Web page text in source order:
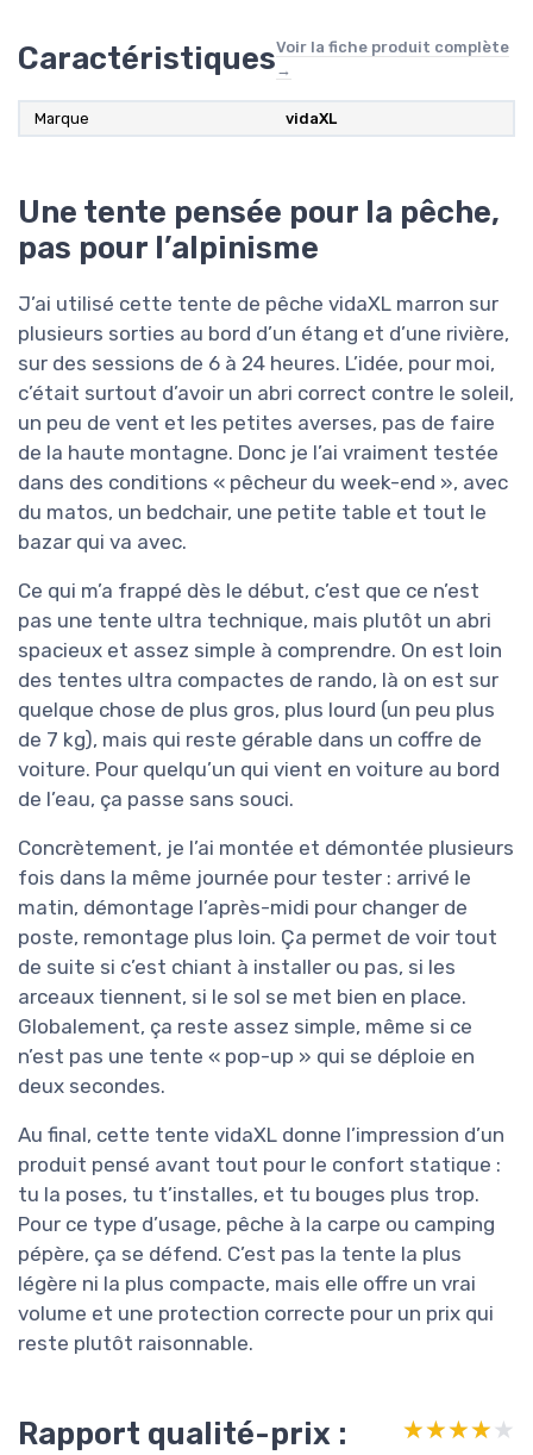
CaractéristiquesVoir la fiche produit complète
→
Marque vidaXL
Une tente pensée pour la pêche,
pas pour l’alpinisme
J’ai utilisé cette tente de pêche vidaXL marron sur
plusieurs sorties au bord d’un étang et d’une rivière,
sur des sessions de 6 à 24 heures. L’idée, pour moi,
c’était surtout d’avoir un abri correct contre le soleil,
un peu de vent et les petites averses, pas de faire
de la haute montagne. Donc je l’ai vraiment testée
dans des conditions « pêcheur du week-end », avec
du matos, un bedchair, une petite table et tout le
bazar qui va avec.
Ce qui m’a frappé dès le début, c’est que ce n’est
pas une tente ultra technique, mais plutôt un abri
spacieux et assez simple à comprendre. On est loin
des tentes ultra compactes de rando, là on est sur
quelque chose de plus gros, plus lourd (un peu plus
de 7 kg), mais qui reste gérable dans un coffre de
voiture. Pour quelqu’un qui vient en voiture au bord
de l’eau, ça passe sans souci.
Concrètement, je l’ai montée et démontée plusieurs
fois dans la même journée pour tester : arrivé le
matin, démontage l’après-midi pour changer de
poste, remontage plus loin. Ça permet de voir tout
de suite si c’est chiant à installer ou pas, si les
arceaux tiennent, si le sol se met bien en place.
Globalement, ça reste assez simple, même si ce
n’est pas une tente « pop-up » qui se déploie en
deux secondes.
Au final, cette tente vidaXL donne l’impression d’un
produit pensé avant tout pour le confort statique :
tu la poses, tu t’installes, et tu bouges plus trop.
Pour ce type d’usage, pêche à la carpe ou camping
pépère, ça se défend. C’est pas la tente la plus
légère ni la plus compacte, mais elle offre un vrai
volume et une protection correcte pour un prix qui
reste plutôt raisonnable.
Rapport qualité-prix :
★★★★★
★★★★★